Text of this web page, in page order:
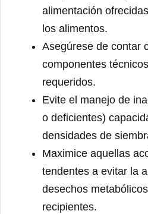
alimentación
los alimentos.
Asegúrese de contar
componentes
requeridos.
Evite el manejo de
o deficientes)
densidades de
Maximice aquellas
tendentes a evitar la
desechos
recipientes.